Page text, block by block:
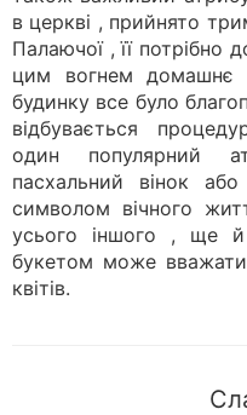
в церкві , прийнято
Палаючої , її потрібно
цим вогнем
будинку все було
відбувається
один популярний
пасхальний вінок
символом вічного
усього іншого , ще
букетом може
квітів.